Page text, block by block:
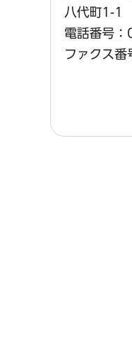
八代町1-1
電話番号
ファクス